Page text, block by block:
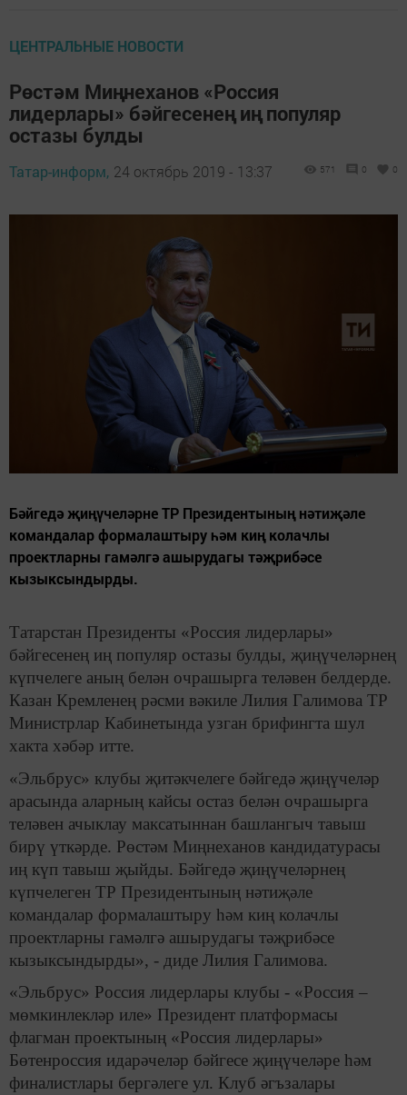
ЦЕНТРАЛЬНЫЕ НОВОСТИ
Рөстәм Миңнеханов «Россия
лидерлары» бәйгесенең иң популяр
остазы булды
Татар-информ, 24 октябрь 2019 - 13:37 571 0 0
Бәйгедә җиңүчеләрне ТР Президентының нәтиҗәле
командалар формалаштыру һәм киң колачлы
проектларны гамәлгә ашырудагы тәҗрибәсе
кызыксындырды.
Татарстан Президенты «Россия лидерлары»
бәйгесенең иң популяр остазы булды, җиңүчеләрнең
күпчелеге аның белән очрашырга теләвен белдерде.
Казан Кремленең рәсми вәкиле Лилия Галимова ТР
Министрлар Кабинетында узган брифингта шул
хакта хәбәр итте.
«Эльбрус» клубы җитәкчелеге бәйгедә җиңүчеләр
арасында аларның кайсы остаз белән очрашырга
теләвен ачыклау максатыннан башлангыч тавыш
бирү үткәрде. Рөстәм Миңнеханов кандидатурасы
иң күп тавыш җыйды. Бәйгедә җиңүчеләрнең
күпчелеген ТР Президентының нәтиҗәле
командалар формалаштыру һәм киң колачлы
проектларны гамәлгә ашырудагы тәҗрибәсе
кызыксындырды», - диде Лилия Галимова.
«Эльбрус» Россия лидерлары клубы - «Россия –
мөмкинлекләр иле» Президент платформасы
флагман проектының «Россия лидерлары»
Бөтенроссия идарәчеләр бәйгесе җиңүчеләре һәм
финалистлары бергәлеге ул. Клуб әгъзалары